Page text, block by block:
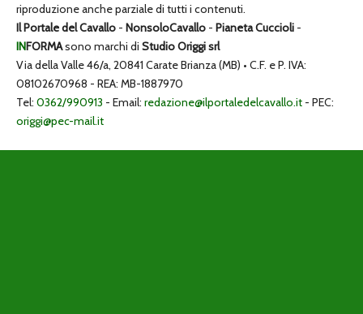
riproduzione anche parziale di tutti i contenuti.
Il Portale del Cavallo - NonsoloCavallo - Pianeta Cuccioli -
INFORMAsono marchi di Studio Origgi srl
Via della Valle 46/a, 20841 Carate Brianza (MB) • C.F. e P. IVA:
08102670968 - REA: MB-1887970
Tel: 0362/990913 - Email: redazione@ilportaledelcavallo.it - PEC:
origgi@pec-mail.it